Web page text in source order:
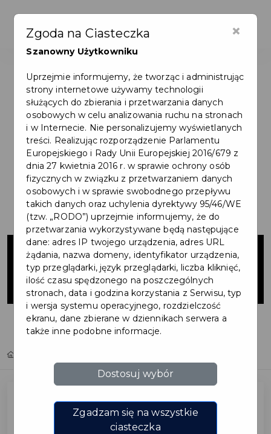
Kasa biletowa -
Faktoria
Kasa biletowa - Faktoria
×
Zgoda na Ciasteczka
Szanowny Użytkowniku
Uprzejmie informujemy, że tworząc i administrując
strony internetowe używamy technologii
służących do zbierania i przetwarzania danych
osobowych w celu analizowania ruchu na stronach
i w Internecie. Nie personalizujemy wyświetlanych
treści. Realizując rozporządzenie Parlamentu
Europejskiego i Rady Unii Europejskiej 2016/679 z
dnia 27 kwietnia 2016 r. w sprawie ochrony osób
fizycznych w związku z przetwarzaniem danych
osobowych i w sprawie swobodnego przepływu
takich danych oraz uchylenia dyrektywy 95/46/WE
(tzw. „RODO”) uprzejmie informujemy, że do
przetwarzania wykorzystywane będą następujące
dane: adres IP twojego urządzenia, adres URL
żądania, nazwa domeny, identyfikator urządzenia,
typ przeglądarki, język przeglądarki, liczba kliknięć,
ilość czasu spędzonego na poszczególnych
stronach, data i godzina korzystania z Serwisu, typ
i wersja systemu operacyjnego, rozdzielczość
ekranu, dane zbierane w dziennikach serwera a
także inne podobne informacje.
Dostosuj wybór
Zgadzam się na wszystkie
ciasteczka